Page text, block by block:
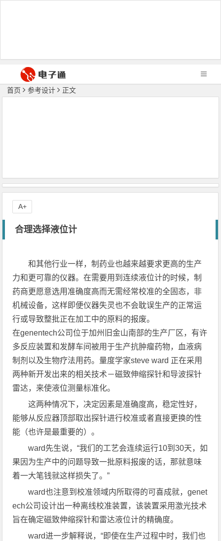
首页 参考设计 正文
合理选择液位计
和其他行业一样，制药业也越来越要求更高的生产
力和更可靠的仪器。在需要用到连续液位计的时候，制
药商更愿意选用准确度高而无需经常校准的全固态，非
机械设备，这样即便仪器失灵也不会耽误生产的正常运
行或导致整批正在加工中的原料的报废。
在genentech公司位于加州旧金山南部的生产厂区，有许
多反应装置和发酵车间被用于生产抗肿瘤药物，血液病
制剂以及生物疗法用药。量度学家steve ward 正在采用
两种新开发出来的相关技术－磁致伸缩探针和导波探针
雷达，来使液位测量标准化。
这两种情况下，决定因素是准确度高，稳定性好，
能够从反应器顶部取出探针进行校准或者直接更换的性
能（也许是最重要的）。
ward先生说，“我们的工艺会连续运行10到30天，如
果因为生产中的问题导致一批原料报废的话，那就意味
着一大笔钱就这样损失了。”
ward也注意到校准领域内所取得的可喜成就，genet
ech公司设计出一种离线校准装置，该装置采用激光技术
旨在确定磁致伸缩探针和雷达液位计的精确度。
ward进一步解释说，“即使在生产过程中时，我们也
A+